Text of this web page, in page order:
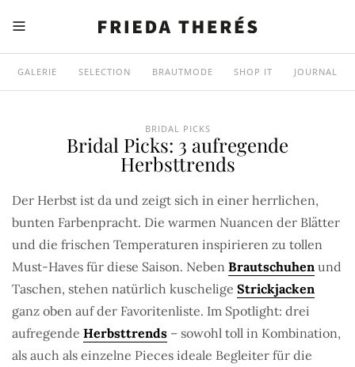
GALERIE SELECTION BRAUTMODE SHOP IT JOURNAL
BRIDAL PICKS
Bridal Picks: 3 aufregende
Herbsttrends
Der Herbst ist da und zeigt sich in einer herrlichen,
bunten Farbenpracht. Die warmen Nuancen der Blätter
und die frischen Temperaturen inspirieren zu tollen
Must-Haves für diese Saison. Neben Brautschuhen und
Taschen, stehen natürlich kuschelige Strickjacken
ganz oben auf der Favoritenliste. Im Spotlight: drei
aufregende Herbsttrends – sowohl toll in Kombination,
als auch als einzelne Pieces ideale Begleiter für die